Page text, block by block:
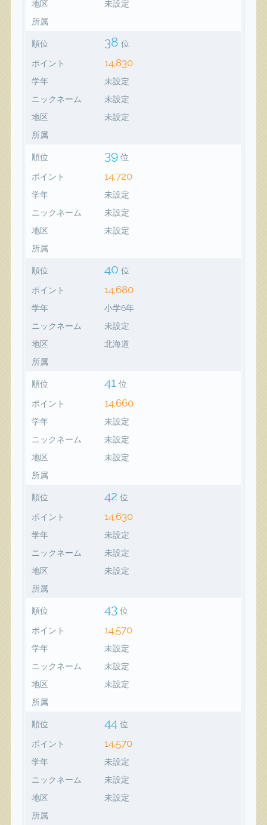
地区
未設定
所属
順位 38 位
ポイント 14,830
学年
未設定
ニックネーム
未設定
地区
未設定
所属
順位 39 位
ポイント 14,720
学年
未設定
ニックネーム
未設定
地区
未設定
所属
順位 40 位
ポイント 14,680
学年
小学6年
ニックネーム
未設定
地区
北海道
所属
順位 41 位
ポイント 14,660
学年
未設定
ニックネーム
未設定
地区
未設定
所属
順位 42 位
ポイント 14,630
学年
未設定
ニックネーム
未設定
地区
未設定
所属
順位 43 位
ポイント 14,570
学年
未設定
ニックネーム
未設定
地区
未設定
所属
順位 44 位
ポイント 14,570
学年
未設定
ニックネーム
未設定
地区
未設定
所属